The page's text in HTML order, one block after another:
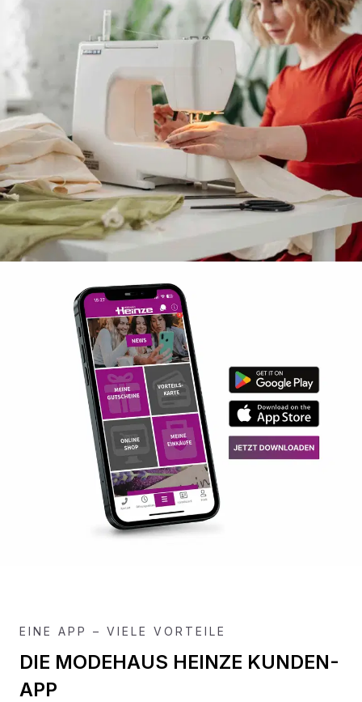
EINE APP – VIELE VORTEILE
DIE MODEHAUS HEINZE KUNDEN-
APP